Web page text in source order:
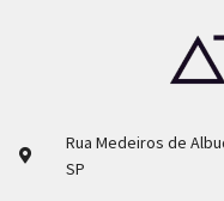
Rua Medeiros de
SP